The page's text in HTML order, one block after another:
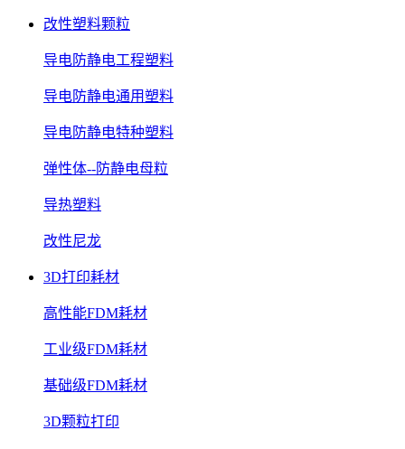
改性塑料颗粒
导电防静电工程塑料
导电防静电通用塑料
导电防静电特种塑料
弹性体--防静电母粒
导热塑料
改性尼龙
3D打印耗材
高性能FDM耗材
工业级FDM耗材
基础级FDM耗材
3D颗粒打印